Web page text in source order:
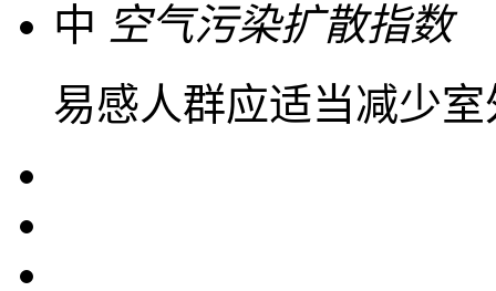
中 空气污染扩散指数
易感人群应适当减少